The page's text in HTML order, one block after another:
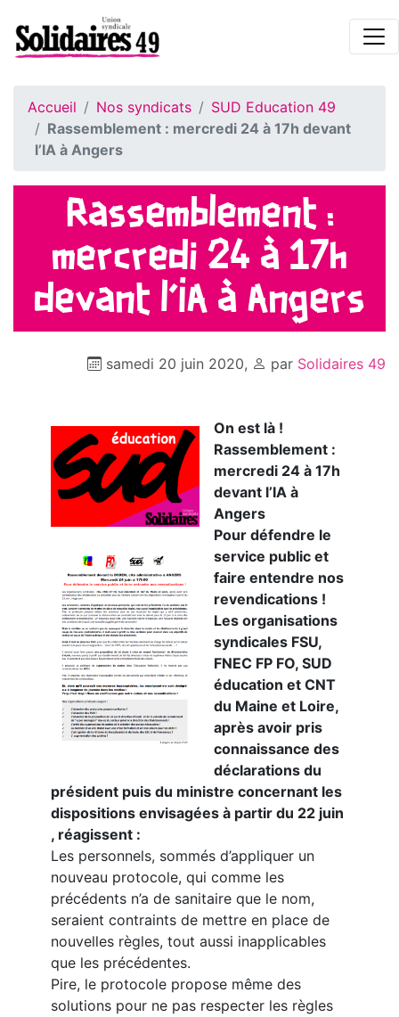
Accueil Nos syndicats
SUD Education 49
Rassemblement : mercredi 24 à 17h devant
l’IA à Angers
Rassemblement :
mercredi 24 à 17h
devant l’IA à Angers
samedi 20 juin 2020, par Solidaires 49
On est là !
Rassemblement :
mercredi 24 à 17h
devant l’IA à
Angers
Pour défendre le
service public et
faire entendre nos
revendications !
Les organisations
syndicales FSU,
FNEC FP FO, SUD
éducation et CNT
du Maine et Loire,
après avoir pris
connaissance des
déclarations du
président puis du ministre concernant les
dispositions envisagées à partir du 22 juin
, réagissent :
Les personnels, sommés d’appliquer un
nouveau protocole, qui comme les
précédents n’a de sanitaire que le nom,
seraient contraints de mettre en place de
nouvelles règles, tout aussi inapplicables
que les précédentes.
Pire, le protocole propose même des
solutions pour ne pas respecter les règles